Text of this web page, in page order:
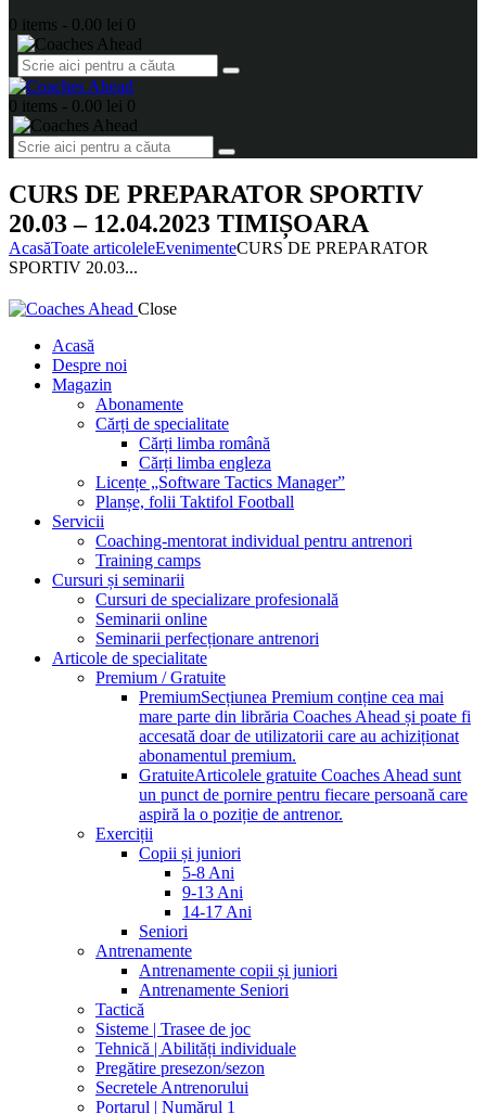
0 items - 0.00 lei 0
0 items - 0.00 lei 0
CURS DE PREPARATOR SPORTIV
20.03 – 12.04.2023 TIMIȘOARA
AcasăToate articoleleEvenimenteCURS DE PREPARATOR
SPORTIV 20.03...
Close
Acasă
Despre noi
Magazin
Abonamente
Cărți de specialitate
Cărți limba română
Cărți limba engleza
Licențe „Software Tactics Manager”
Planșe, folii Taktifol Football
Servicii
Coaching-mentorat individual pentru antrenori
Training camps
Cursuri și seminarii
Cursuri de specializare profesională
Seminarii online
Seminarii perfecționare antrenori
Articole de specialitate
Premium / Gratuite
PremiumSecțiunea Premium conține cea mai
mare parte din librăria Coaches Ahead și poate fi
accesată doar de utilizatorii care au achiziționat
abonamentul premium.
GratuiteArticolele gratuite Coaches Ahead sunt
un punct de pornire pentru fiecare persoană care
aspiră la o poziție de antrenor.
Exerciții
Copii și juniori
5-8 Ani
9-13 Ani
14-17 Ani
Seniori
Antrenamente
Antrenamente copii și juniori
Antrenamente Seniori
Tactică
Sisteme | Trasee de joc
Tehnică | Abilități individuale
Pregătire presezon/sezon
Secretele Antrenorului
Portarul | Numărul 1